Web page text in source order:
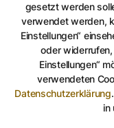
gesetzt werden
verwendet werden,
Einstellungen“
oder
Einstellungen“
verwendeten
Datenschutzerklärung.
in
Bayreuth, Zürich,
Schanghai,
1925/26 den
bis hin zum